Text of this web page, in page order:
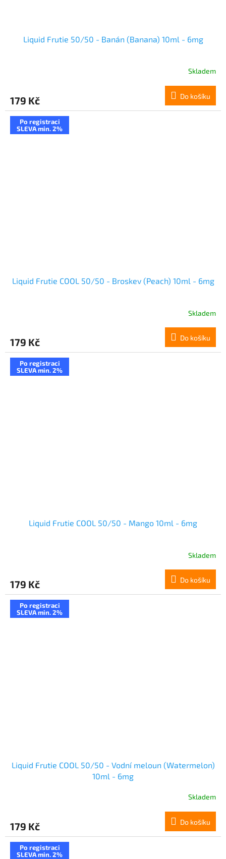
Liquid Frutie 50/50 - Banán (Banana) 10ml - 6mg
Skladem
179 Kč Do košíku
Po registraci
SLEVA min. 2%
Liquid Frutie COOL 50/50 - Broskev (Peach) 10ml - 6mg
Skladem
179 Kč Do košíku
Po registraci
SLEVA min. 2%
Liquid Frutie COOL 50/50 - Mango 10ml - 6mg
Skladem
179 Kč Do košíku
Po registraci
SLEVA min. 2%
Liquid Frutie COOL 50/50 - Vodní meloun (Watermelon)
10ml - 6mg
Skladem
179 Kč Do košíku
Po registraci
SLEVA min. 2%